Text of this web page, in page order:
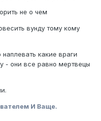
не о чем
вунду тому кому
какие враги
- они все равно мертвецы
И Ваще.